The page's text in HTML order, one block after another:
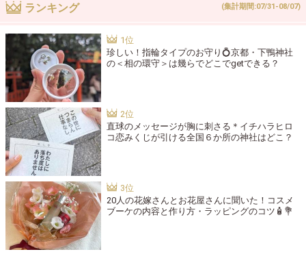
ランキング (集計期間:07/31-08/07)
珍しい！指輪タイプのお守り💍京都・下鴨神社
の＜相の環守＞は幾らでどこでgetできる？
直球のメッセージが胸に刺さる＊イチハラヒロ
コ恋みくじが引ける全国６か所の神社はどこ？
20人の花嫁さんとお花屋さんに聞いた！コスメ
ブーケの内容と作り方・ラッピングのコツ🧴💐